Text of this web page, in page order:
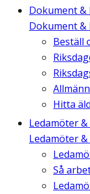
Dokument &
Dokument &
Beställ
Hitta
Ledamöter
Ledamöter
Så